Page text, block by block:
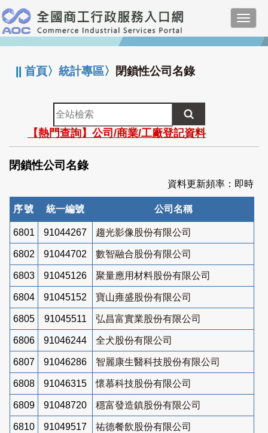
跳
到
主
要
:::
||首頁〉統計專區〉 閉鎖性公司名錄
全
站
檢
索
【熱門查詢】公司/商業/工廠登記資料
閉鎖性公司名錄
資料更新頻率：即時
序號 統一編號 公司名稱
6801 91044267 趨光影像股份有限公司
6802 91044702 數智融合股份有限公司
6803 91045126 聚量應用材料股份有限公司
6804 91045152 寶山雍盛股份有限公司
6805 91045511 弘昌富實業股份有限公司
6806 91046244 全犬股份有限公司
6807 91046286 智麗康生醫科技股份有限公司
6808 91046315 懷慕科技股份有限公司
6809 91048720 穩富發造鎮股份有限公司
6810 91049517 祐德餐飲股份有限公司